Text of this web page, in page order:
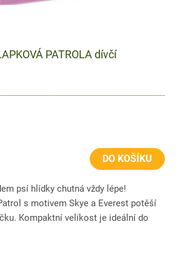
PATROLA dívčí
DO KOŠÍKU
psí hlídky chutná vždy lépe!
s motivem Skye a Everest potěší
Kompaktní velikost je ideální do